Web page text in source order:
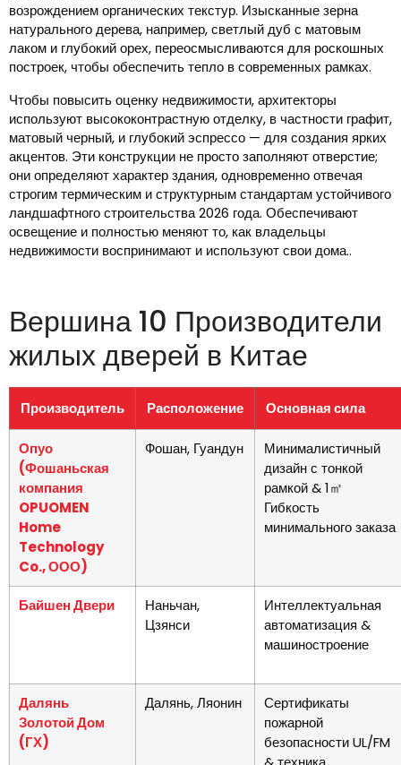
возрождением органических текстур. Изысканные зерна
натурального дерева, например, светлый дуб с матовым
лаком и глубокий орех, переосмысливаются для роскошных
построек, чтобы обеспечить тепло в современных рамках.
Чтобы повысить оценку недвижимости, архитекторы
используют высококонтрастную отделку, в частности графит,
матовый черный, и глубокий эспрессо — для создания ярких
акцентов. Эти конструкции не просто заполняют отверстие;
они определяют характер здания, одновременно отвечая
строгим термическим и структурным стандартам устойчивого
ландшафтного строительства 2026 года. Обеспечивают
освещение и полностью меняют то, как владельцы
недвижимости воспринимают и используют свои дома..
Вершина 10 Производители
жилых дверей в Китае
Производитель Расположение Основная сила
Опуо
(Фошаньская
компания
OPUOMEN
Home
Technology
Co., ООО)
Фошан, Гуандун
Минималистичный
дизайн с тонкой
рамкой & 1㎡
Гибкость
минимального заказа
Байшен Двери
Наньчан,
Цзянси
Интеллектуальная
автоматизация &
машиностроение
Далянь
Золотой Дом
(ГХ)
Далянь, Ляонин
Сертификаты
пожарной
безопасности UL/FM